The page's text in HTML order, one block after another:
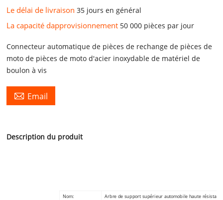
Le délai de livraison35 jours en général
La capacité dapprovisionnement 50 000 pièces par jour
Connecteur automatique de pièces de rechange de pièces de
moto de pièces de moto d'acier inoxydable de matériel de
boulon à vis
 Email
Description du produit
Nom: Arbre de support supérieur automobile haute